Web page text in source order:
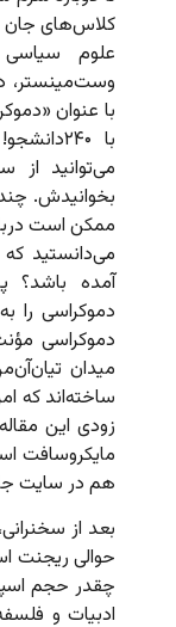
کلاس‌های جان
علوم سیاسی
وست‌مینستر،
با عنوان
با
می‌توانید
بخوانیدش.
ممکن است
می‌دانستید
آمده باشد؟
دموکراسی را
دموکراسی
میدان
ساخته‌اند که
زودی این
مایکروسافت
هم در سایت
بعد از
‌حوالی ریجنت‌
چقدر حجم
ادبیات و